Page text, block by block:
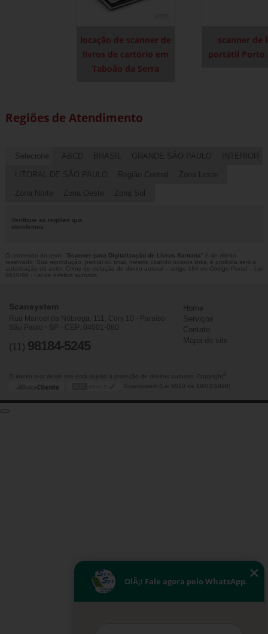
locação de scanner de
livros de cartório em
Taboão da Serra
scanner de
portátil Porto
Regiões de Atendimento
Selecione: ABCD BRASIL GRANDE SÃO PAULO INTERIOR
LITORAL DE SÃO PAULO Região Central Zona Leste
Zona Norte Zona Oeste Zona Sul
Verifique as regiões que
atendemos
O conteúdo do texto " Scanner para Digitalização de Livros Santana " é de direito
reservado. Sua reprodução, parcial ou total, mesmo citando nossos links, é proibida sem a
autorização do autor. Crime de violação de direito autoral – artigo 184 do Código Penal –
Lei
9610/98 - Lei de direitos autorais
Scansystem
Rua Manoel da Nóbrega, 111, Conj 10 - Paraíso
São Paulo - SP - CEP: 04001-080
(11) 98184-5245
Home
Serviços
Contato
Mapa do site
O inteiro teor deste site está sujeito à proteção de direitos autorais. Copyright
Scansystem (Lei 9610 de 19/02/1998)
OlÃ¡! Fale agora pelo WhatsApp.